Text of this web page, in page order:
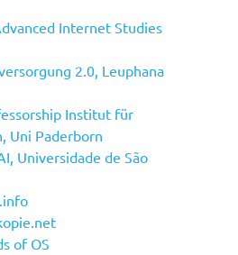
Internet Studies
2.0, Leuphana
Institut für
Uni Paderborn
Universidade de São
of OS